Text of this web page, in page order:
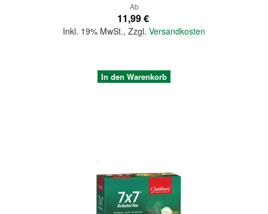
Ab
11,99 €
Inkl. 19% MwSt., Zzgl. Versandkosten
In den Warenkorb